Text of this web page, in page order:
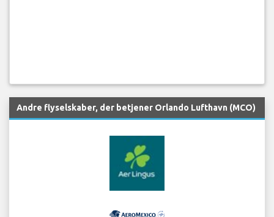
Andre flyselskaber, der betjener Orlando Lufthavn (MCO)